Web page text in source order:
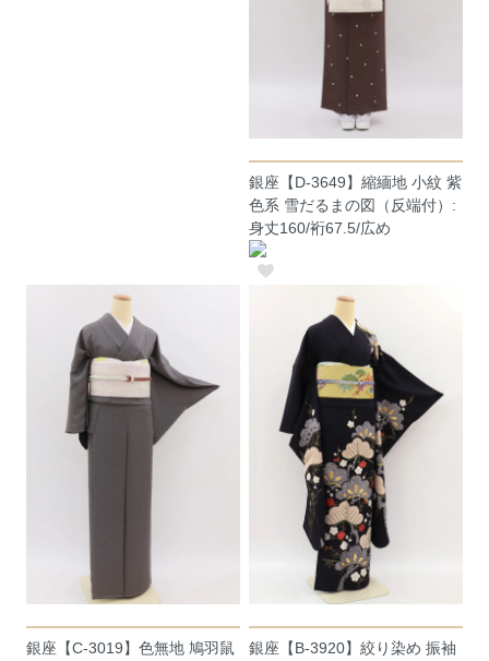
銀座【D-3649】縮緬地 小紋 紫
色系 雪だるまの図（反端付）:
身丈160/裄67.5/広め
銀座【C-3019】色無地 鳩羽鼠
銀座【B-3920】絞り染め 振袖